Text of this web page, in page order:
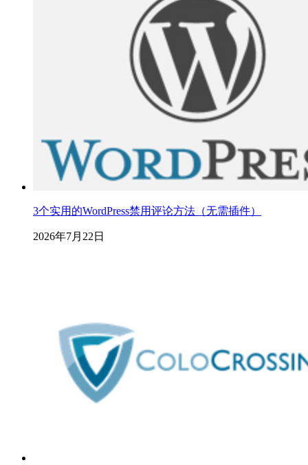
3个实用的WordPress禁用评论方法（无需插件）
2026年7月22日